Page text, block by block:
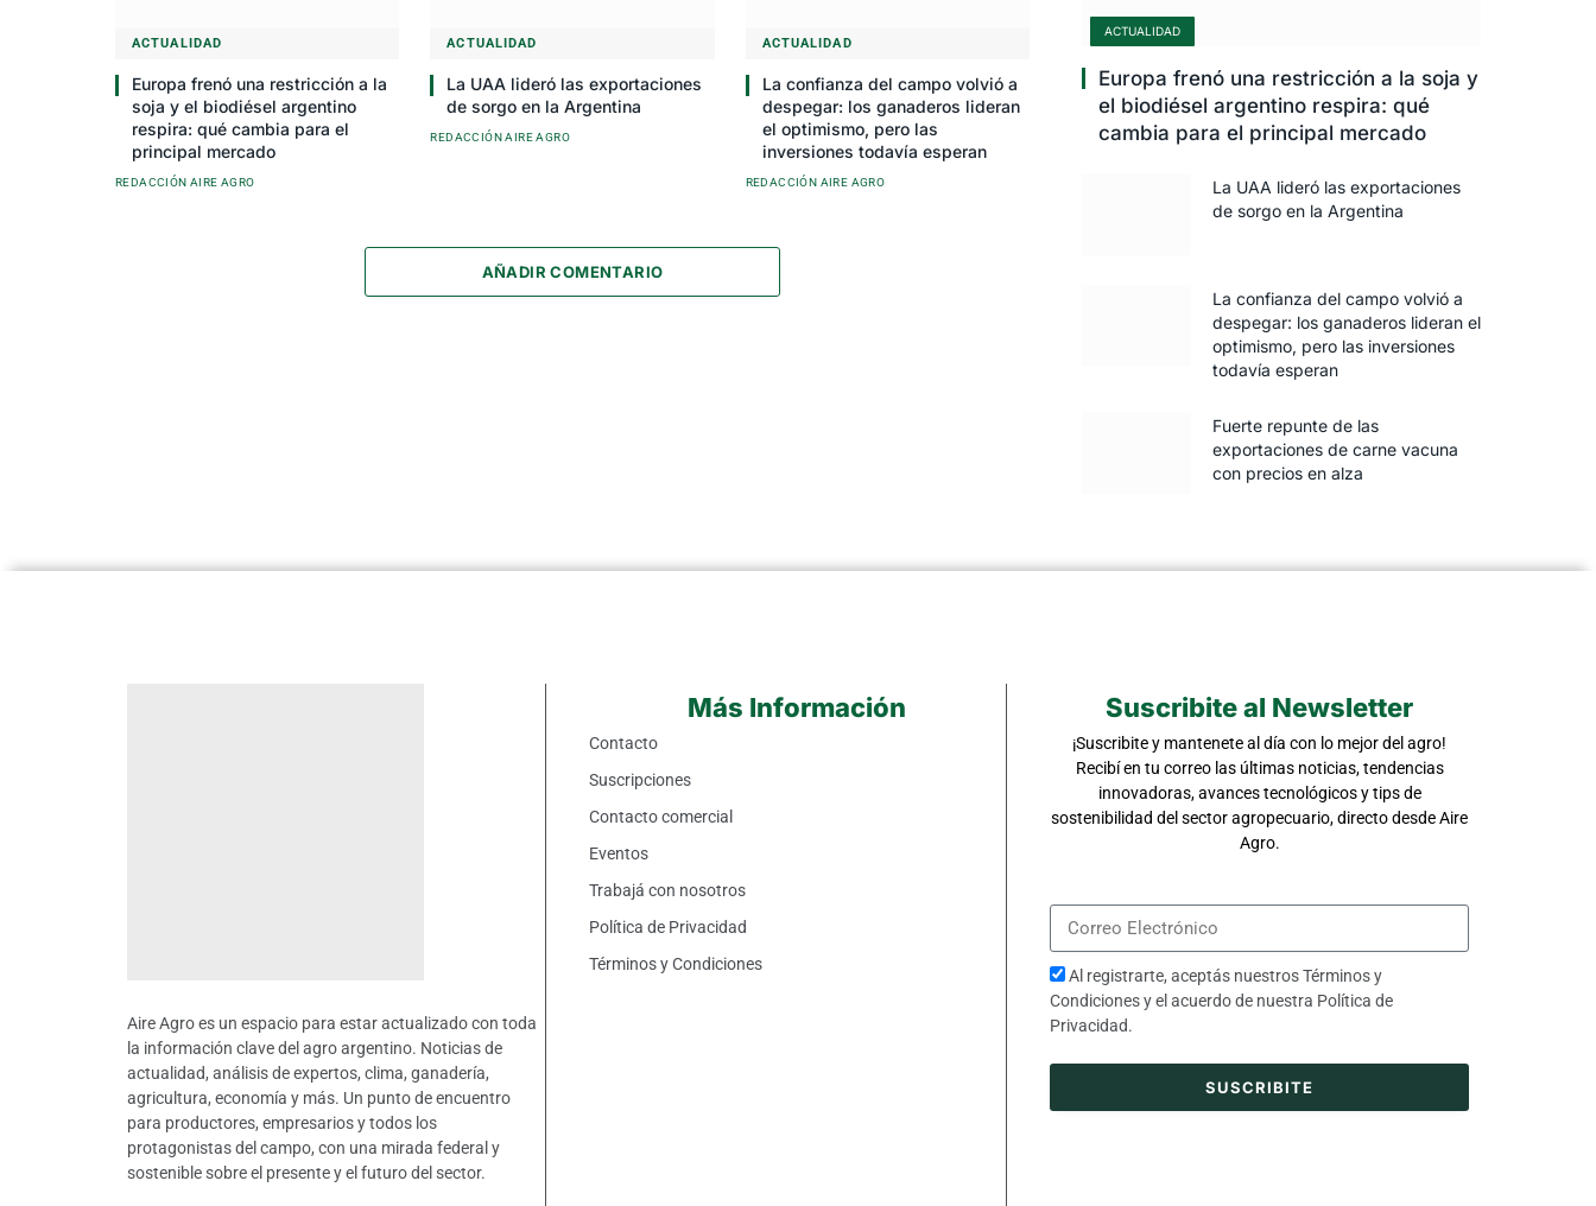
ACTUALIDAD
Europa frenó una restricción a la
soja y el biodiésel argentino
respira: qué cambia para el
principal mercado
REDACCIÓN AIRE AGRO
ACTUALIDAD
La UAA lideró las exportaciones
de sorgo en la Argentina
REDACCIÓN AIRE AGRO
ACTUALIDAD
La confianza del campo volvió a
despegar: los ganaderos lideran
el optimismo, pero las
inversiones todavía esperan
REDACCIÓN AIRE AGRO
AÑADIR COMENTARIO
ACTUALIDAD
Europa frenó una restricción a la soja y
el biodiésel argentino respira: qué
cambia para el principal mercado
La UAA lideró las exportaciones
de sorgo en la Argentina
La confianza del campo volvió a
despegar: los ganaderos lideran el
optimismo, pero las inversiones
todavía esperan
Fuerte repunte de las
exportaciones de carne vacuna
con precios en alza
Aire Agro es un espacio para estar actualizado con toda
la información clave del agro argentino. Noticias de
actualidad, análisis de expertos, clima, ganadería,
agricultura, economía y más. Un punto de encuentro
para productores, empresarios y todos los
protagonistas del campo, con una mirada federal y
sostenible sobre el presente y el futuro del sector.
Más Información
Contacto
Suscripciones
Contacto comercial
Eventos
Trabajá con nosotros
Política de Privacidad
Términos y Condiciones
Suscribite al Newsletter
¡Suscribite y mantenete al día con lo mejor del agro!
Recibí en tu correo las últimas noticias, tendencias
innovadoras, avances tecnológicos y tips de
sostenibilidad del sector agropecuario, directo desde Aire
Agro.
Al registrarte, aceptás nuestrosTérminos y
Condicionesy el acuerdo de nuestra Política de
Privacidad.
SUSCRIBITE